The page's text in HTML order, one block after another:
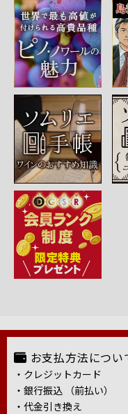
お支払方法につい
・クレジットカード
・銀行振込 （前払い）
・代金引き換え